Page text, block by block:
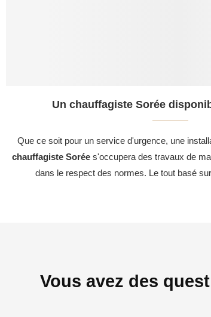
Un chauffagiste Sorée
Que ce soit pour un service d'urgence, une
chauffagiste Sorées'occupera des travaux de
dans le respect des normes. Le tout basé
Vous avez des